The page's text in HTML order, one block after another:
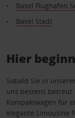
Basel Flughafen
Basel Stadt
Hier
Sobald Sie in
uns bestens
Kompaktwagen für
elegante Limousine